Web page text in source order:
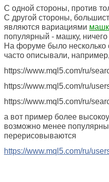
С одной стороны, против
С другой стороны,
являются вариациями
популярный - машку, ничего
На форуме было несколько
часто описывали,
https://www.mql5.com/ru/
https://www.mql5.com/ru/
https://www.mql5.com/ru/
а вот пример более
возможно менее
перерисовываются
https://www.mql5.com/ru/